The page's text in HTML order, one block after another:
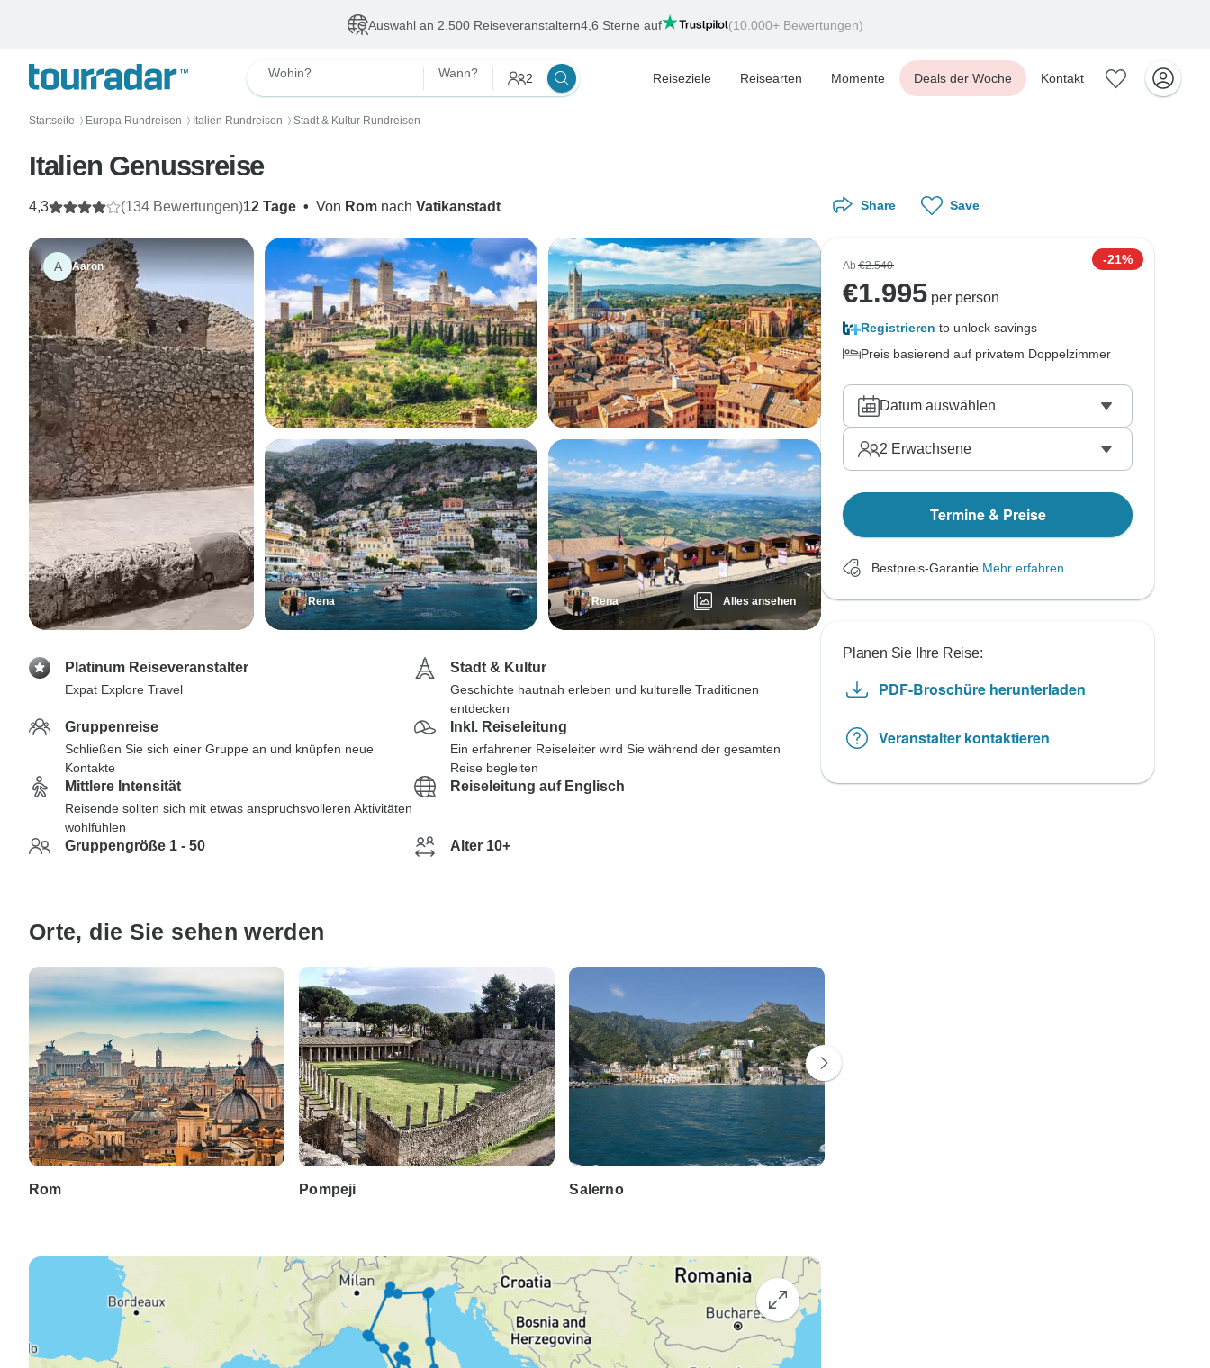
Auswahl an 2.500 Reiseveranstaltern4,6 Sterne auf (10.000+ Bewertungen)
Wohin? Wann? 2 Reiseziele Reisearten Momente Deals der Woche Kontakt
Startseite 〉 Europa Rundreisen 〉 Italien Rundreisen 〉 Stadt & Kultur Rundreisen
Italien Genussreise
12 Tage • Von Rom nach Vatikanstadt
4,3 (134 Bewertungen)
A Aaron
Rena Rena Alles ansehen
Platinum Reiseveranstalter
Expat Explore Travel
Stadt & Kultur
Geschichte hautnah erleben und kulturelle Traditionen
entdecken
Gruppenreise
Schließen Sie sich einer Gruppe an und knüpfen neue
Kontakte
Inkl. Reiseleitung
Ein erfahrener Reiseleiter wird Sie während der gesamten
Reise begleiten
Mittlere Intensität
Reisende sollten sich mit etwas anspruchsvolleren Aktivitäten
wohlfühlen
Reiseleitung auf Englisch
Gruppengröße 1 - 50 Alter 10+
Orte, die Sie sehen werden
Rom Pompeji Salerno
Share Save
Ab€2.540 -21%
€1.995 per person
Registrieren to unlock savings
Preis basierend auf privatem Doppelzimmer
Datum auswählen
2 Erwachsene
Termine & Preise
Bestpreis-Garantie Mehr erfahren
Planen Sie Ihre Reise:
PDF-Broschüre herunterladen
Veranstalter kontaktieren